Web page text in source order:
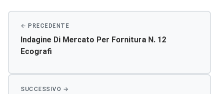
Indagine Di Mercato Per Fornitura N. 12
Ecografi